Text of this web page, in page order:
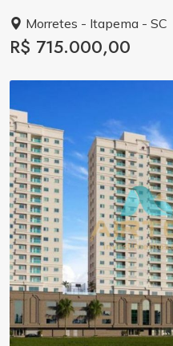
Morretes - Itapema - SC
R$ 715.000,00